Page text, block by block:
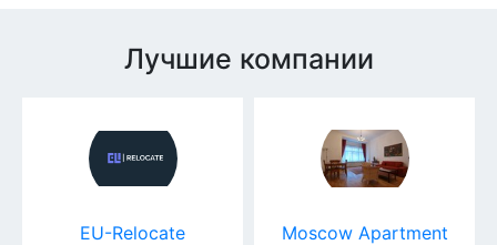
Лучшие компании
EU-Relocate
Moscow Apartment